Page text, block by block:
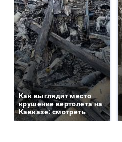
Как выглядит место
крушение вертолета на
Кавказе: смотреть